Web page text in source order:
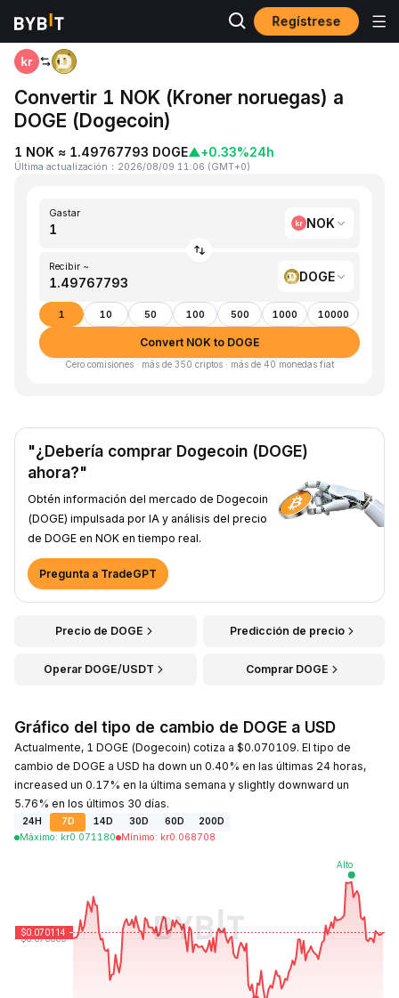
Regístrese
Inicio NOK to DOGE
Convertir 1 NOK (Kroner noruegas) a
DOGE (Dogecoin)
1 NOK ≈ 1.49767793 DOGE▲+0.33%24h
Última actualización ： 2026/08/09 11:06 (GMT+0)
Gastar
NOK
Recibir ~
DOGE
1 10 50 100 500 1000 10000
Convert NOK to DOGE
Cero comisiones · más de 350 criptos · más de 40 monedas fiat
"¿Debería comprar Dogecoin (DOGE)
ahora?"
Obtén información del mercado de Dogecoin
(DOGE) impulsada por IA y análisis del precio
de DOGE en NOK en tiempo real.
Pregunta a TradeGPT
Precio de DOGE Predicción de precio
Operar DOGE/USDT Comprar DOGE
Gráfico del tipo de cambio de DOGE a USD
Actualmente, 1 DOGE (Dogecoin) cotiza a $0.070109. El tipo de
cambio de DOGE a USD ha down un 0.40% en las últimas 24 horas,
increased un 0.17% en la última semana y slightly downward un
5.76% en los últimos 30 días.
24H 7D 14D 30D 60D
200D
Máximo: kr0.071180 Mínimo: kr0.068708